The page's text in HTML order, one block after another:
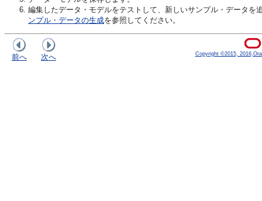
編集したデータ・モデルをテストして、新しいサンプル・データ
ンプル・データの生成を参照してください。
前へ 次へ Copyright ©2015,